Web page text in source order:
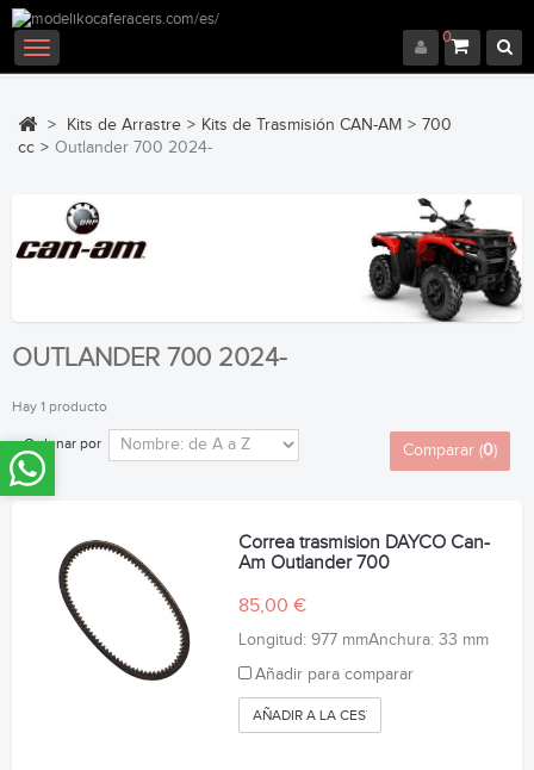
0
Navegación
Toggle
> Kits de Arrastre > Kits de Trasmisión CAN-AM > 700
cc > Outlander 700 2024-
OUTLANDER 700 2024-
Hay 1 producto
Ordenar por Comparar (0)
Correa trasmision DAYCO Can-
Am Outlander 700
85,00 €
Longitud: 977 mmAnchura: 33 mm
Añadir para comparar
AÑADIR A LA CESTA